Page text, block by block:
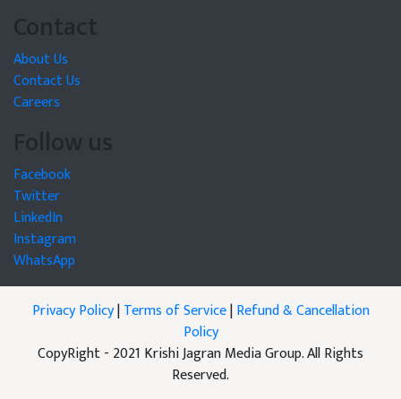
Contact
About Us
Contact Us
Careers
Follow us
Facebook
Twitter
LinkedIn
Instagram
WhatsApp
Privacy Policy|Terms of Service|Refund & Cancellation
Policy
CopyRight - 2021 Krishi Jagran Media Group. All Rights
Reserved.